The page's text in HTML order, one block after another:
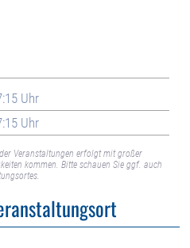
Uhr
Uhr
Veranstaltungen erfolgt mit großer
kommen. Bitte schauen Sie ggf. auch